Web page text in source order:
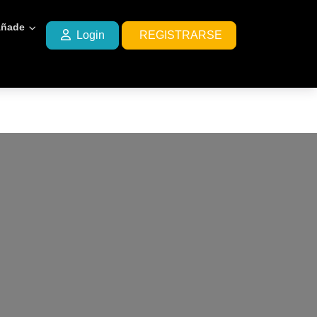
Login REGISTRARSE